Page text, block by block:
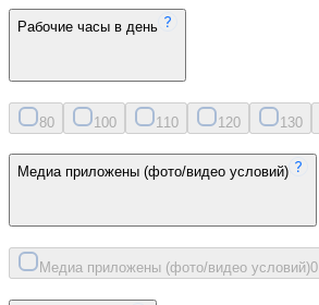
Рабочие часы в день
80 100 11 0 120 130
Медиа приложены (фото/видео условий)
Медиа приложены (фото/видео условий)0